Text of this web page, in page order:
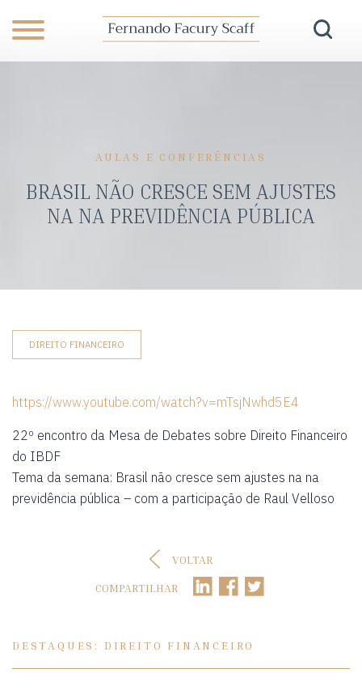
AULAS E CONFERÊNCIAS
BRASIL NÃO CRESCE SEM AJUSTES
NA NA PREVIDÊNCIA PÚBLICA
DIREITO FINANCEIRO
https://www.youtube.com/watch?v=mTsjNwhd5E4
22º encontro da Mesa de Debates sobre Direito Financeiro
do IBDF
Tema da semana: Brasil não cresce sem ajustes na na
previdência pública – com a participação de Raul Velloso
VOLTAR
COMPARTILHAR
DESTAQUES: DIREITO FINANCEIRO